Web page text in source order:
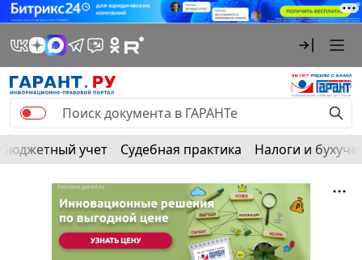
Бюджетный учет Судебная практика Налоги и